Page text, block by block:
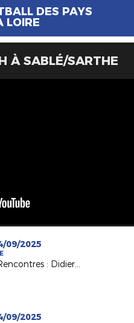
DES PAYS
LOIRE
À SABLÉ/SARTHE
09/2025
Climat des Rencontres : Didier ESOR (Pdt Ligue) invité sur France 3 Pays de la Loire
09/2025